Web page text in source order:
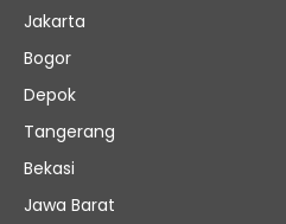
Jakarta
Bogor
Depok
Tangerang
Bekasi
Jawa Barat